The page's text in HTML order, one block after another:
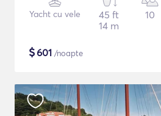
Yacht cu vele
45 ft
14 m
10
$601 /noapte